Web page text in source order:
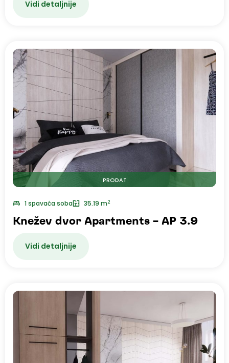
Vidi detaljnije
PRODAT
1 spavaća soba 35.19 m2
Knežev dvor Apartments – AP 3.9
Vidi detaljnije